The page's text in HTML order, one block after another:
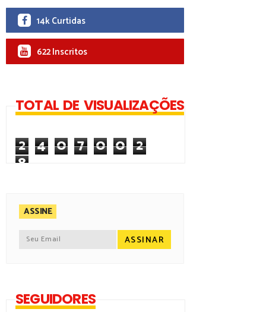
14k Curtidas
622 Inscritos
TOTAL DE VISUALIZAÇÕES
2 4 0 7 0 0 2
8
ASSINE
SEGUIDORES